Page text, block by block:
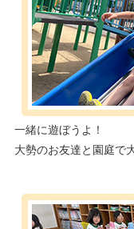
一緒に遊ぼうよ！
大勢のお友達と園庭で